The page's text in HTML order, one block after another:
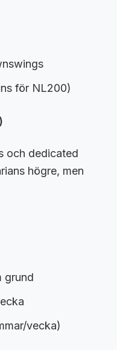
för NL200)
och dedicated
högre, men
grund
vecka)